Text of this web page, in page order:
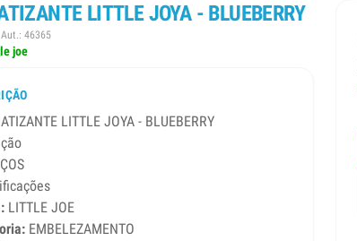
LITTLE JOYA - BLUEBERRY
46365
joe
LITTLE JOYA - BLUEBERRY
LITTLE JOE
EMBELEZAMENTO